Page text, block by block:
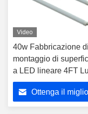
Video
40w Fabbricazione di
montaggio di
a LED lineare 4FT
lineare con blocco
terminale di tipo
IP66
Ottenga il